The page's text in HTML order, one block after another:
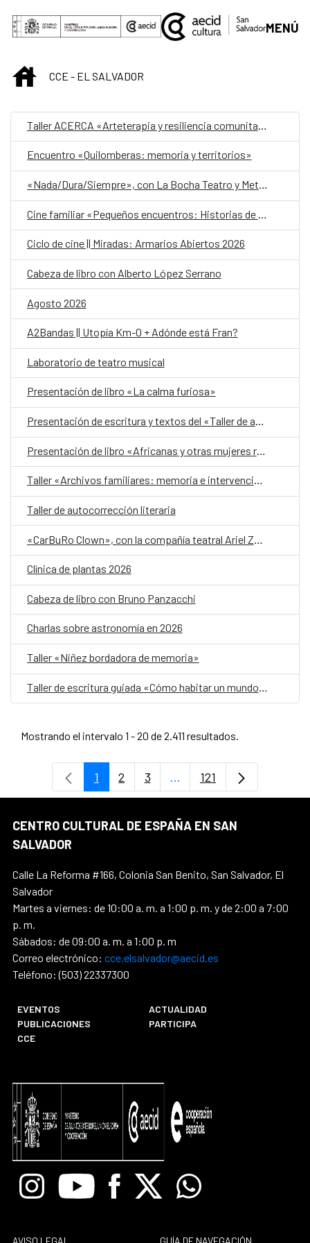
Saltar al contenido principal
MENÚ
INICIOCCE - EL SALVADOR
Encuentro «Quilomberas: memoria y territorios»
«Nada/Dura/Siempre», con La Bocha Teatro y Metafórica
Ciclo de cine || Miradas: Armarios Abiertos 2026
Cabeza de libro con Alberto López Serrano
Agosto 2026
A2Bandas || Utopía Km-0 + Adónde está Fran?
Laboratorio de teatro musical
Presentación de libro «La calma furiosa»
Presentación de escritura y textos del «Taller de autobiografía para mujeres 70+»
Presentación de libro «Africanas y otras mujeres racializadas»
Taller «Archivos familiares: memoria e intervención»
Taller de autocorrección literaria
Clínica de plantas 2026
Cabeza de libro con Bruno Panzacchi
Charlas sobre astronomía en 2026
Taller «Niñez bordadora de memoria»
Mostrando el intervalo 1 - 20 de 2.411 resultados.
Página
1 Página
2 Página
3 ...Páginas intermedias Use
Página
121
CENTRO CULTURAL DE ESPAÑA EN SAN
SALVADOR
Calle La Reforma #166, Colonia San Benito, San Salvador, El
Salvador
Martes a viernes: de 10:00 a. m. a 1:00 p. m. y de 2:00 a 7:00
p. m.
Sábados: de 09:00 a. m. a 1:00 p. m
Correo electrónico: cce.elsalvador@aecid.es
Teléfono: (503) 22337300
EVENTOS
ACTUALIDAD
PUBLICACIONES
PARTICIPA
CCE
InstagramYoutube Facebook
X Whatsapp